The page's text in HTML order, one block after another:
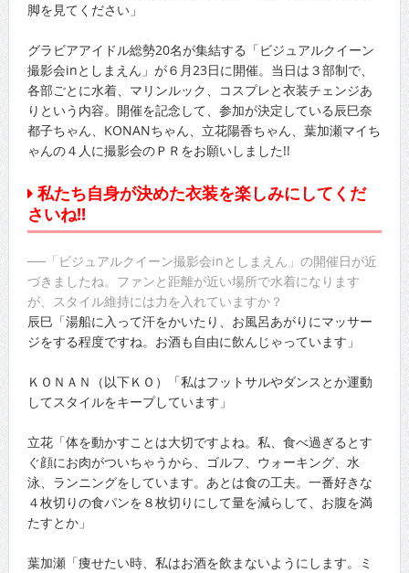
脚を見てください」
グラビアアイドル総勢20名が集結する「ビジュアルクイーン
撮影会inとしまえん」が６月23日に開催。当日は３部制で、
各部ごとに水着、マリンルック、コスプレと衣装チェンジあ
りという内容。開催を記念して、参加が決定している辰巳奈
都子ちゃん、KONANちゃん、立花陽香ちゃん、葉加瀬マイち
ゃんの４人に撮影会のＰＲをお願いしました!!
私たち自身が決めた衣装を楽しみにしてくだ
さいね!!
──「ビジュアルクイーン撮影会inとしまえん」の開催日が近
づきましたね。ファンと距離が近い場所で水着になります
が、スタイル維持には力を入れていますか？
辰巳「湯船に入って汗をかいたり、お風呂あがりにマッサー
ジをする程度ですね。お酒も自由に飲んじゃっています」
ＫＯＮＡＮ（以下ＫＯ）「私はフットサルやダンスとか運動
してスタイルをキープしています」
立花「体を動かすことは大切ですよね。私、食べ過ぎるとす
ぐ顔にお肉がついちゃうから、ゴルフ、ウォーキング、水
泳、ランニングをしています。あとは食の工夫。一番好きな
４枚切りの食パンを８枚切りにして量を減らして、お腹を満
たすとか」
葉加瀬「痩せたい時、私はお酒を飲まないようにします。ミ